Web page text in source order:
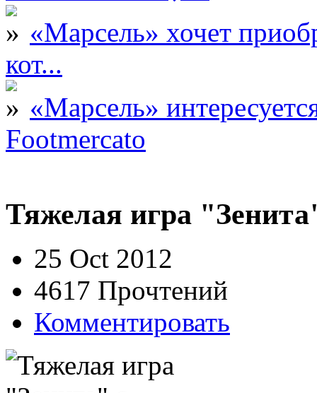
«Марсель» хочет
кот...
«Марсель»
Footmercato
Тяжелая игра
25 Oct 2012
4617 Прочтений
Комментировать